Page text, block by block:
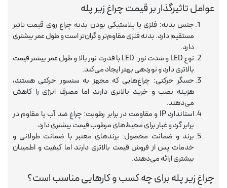
عوامل تاثیرگذار بر قیمت چراغ زیر پله
جنس بدنه: فلزی یا پلاستیکی بودن بدنه چراغ روی قیمت تاثیر
مستقیم دارد. بدنه فلزی مقاوم‌تر و گران‌تر است و طول عمر بیشتری
دارد.
نوع LED و شدت نور: LED با قدرت نور بالا و طول عمر بیشتر قیمت
بالاتری دارد و نوردهی بهتر ایجاد می‌کند.
حسگر حرکتی: چراغ‌هایی که مجهز به سنسور حرکتی هستند،
هزینه نصب و خرید بالاتری دارند اما مصرف انرژی را کاهش
می‌دهند.
استاندارد IP و مقاومت در برابر رطوبت: چراغ ضد آب یا مقاوم در
برابر گرد و غبار برای محیط‌های مرطوب قیمت بیشتری دارد.
برند و ضمانت محصول: برندهای معتبر با ضمانت طولانی و
خدمات پس از فروش قیمت بالاتری دارند اما کیفیت و اطمینان
بیشتری ارائه می‌دهند.
چراغ زیر پله برای چه کسب و کارهایی مناسب است؟